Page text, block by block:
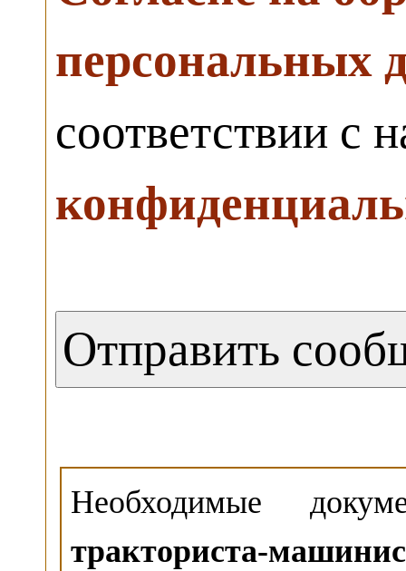
персональных
соответствии с
Необходимые
тракториста-